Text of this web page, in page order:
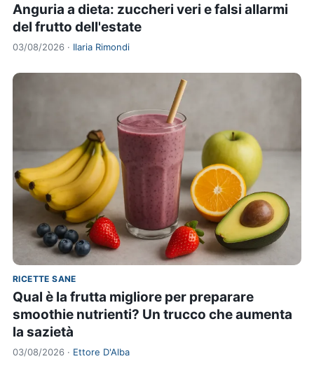
Anguria a dieta: zuccheri veri e falsi allarmi
del frutto dell'estate
03/08/2026 · Ilaria Rimondi
RICETTE SANE
Qual è la frutta migliore per preparare
smoothie nutrienti? Un trucco che aumenta
la sazietà
03/08/2026 · Ettore D'Alba